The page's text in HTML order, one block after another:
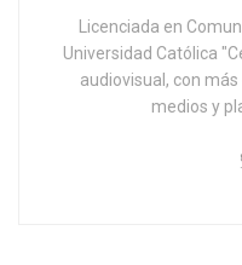
Licenciada en
Universidad Católica
audiovisual, con
medios y